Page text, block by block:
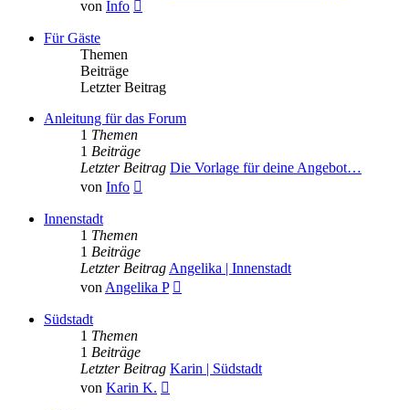
von Info
Für Gäste
Themen
Beiträge
Letzter Beitrag
Anleitung für das Forum
1 Themen
1 Beiträge
Letzter Beitrag Die Vorlage für deine Angebot…
von Info
Innenstadt
1 Themen
1 Beiträge
Letzter Beitrag Angelika | Innenstadt
von Angelika P
Südstadt
1 Themen
1 Beiträge
Letzter Beitrag Karin | Südstadt
von Karin K.